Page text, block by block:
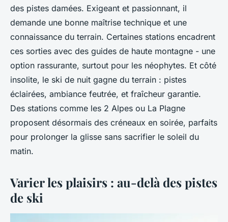
des pistes damées. Exigeant et passionnant, il
demande une bonne maîtrise technique et une
connaissance du terrain. Certaines stations encadrent
ces sorties avec des guides de haute montagne - une
option rassurante, surtout pour les néophytes. Et côté
insolite, le ski de nuit gagne du terrain : pistes
éclairées, ambiance feutrée, et fraîcheur garantie.
Des stations comme les 2 Alpes ou La Plagne
proposent désormais des créneaux en soirée, parfaits
pour prolonger la glisse sans sacrifier le soleil du
matin.
Varier les plaisirs : au-delà des pistes
de ski